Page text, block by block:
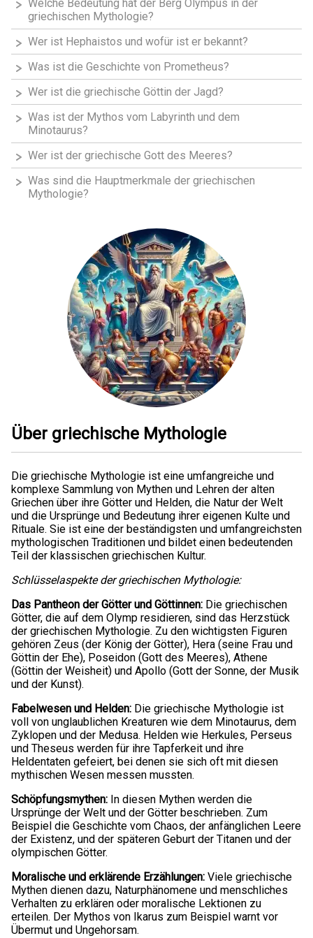
Welche Bedeutung hat der Berg Olympus in der
griechischen Mythologie?
Wer ist Hephaistos und wofür ist er bekannt?
Was ist die Geschichte von Prometheus?
Wer ist die griechische Göttin der Jagd?
Was ist der Mythos vom Labyrinth und dem
Minotaurus?
Wer ist der griechische Gott des Meeres?
Was sind die Hauptmerkmale der griechischen
Mythologie?
Über griechische Mythologie
Die griechische Mythologie ist eine umfangreiche und
komplexe Sammlung von Mythen und Lehren der alten
Griechen über ihre Götter und Helden, die Natur der Welt
und die Ursprünge und Bedeutung ihrer eigenen Kulte und
Rituale. Sie ist eine der beständigsten und umfangreichsten
mythologischen Traditionen und bildet einen bedeutenden
Teil der klassischen griechischen Kultur.
Schlüsselaspekte der griechischen Mythologie:
Das Pantheon der Götter und Göttinnen: Die griechischen
Götter, die auf dem Olymp residieren, sind das Herzstück
der griechischen Mythologie. Zu den wichtigsten Figuren
gehören Zeus (der König der Götter), Hera (seine Frau und
Göttin der Ehe), Poseidon (Gott des Meeres), Athene
(Göttin der Weisheit) und Apollo (Gott der Sonne, der Musik
und der Kunst).
Fabelwesen und Helden: Die griechische Mythologie ist
voll von unglaublichen Kreaturen wie dem Minotaurus, dem
Zyklopen und der Medusa. Helden wie Herkules, Perseus
und Theseus werden für ihre Tapferkeit und ihre
Heldentaten gefeiert, bei denen sie sich oft mit diesen
mythischen Wesen messen mussten.
Schöpfungsmythen: In diesen Mythen werden die
Ursprünge der Welt und der Götter beschrieben. Zum
Beispiel die Geschichte vom Chaos, der anfänglichen Leere
der Existenz, und der späteren Geburt der Titanen und der
olympischen Götter.
Moralische und erklärende Erzählungen: Viele griechische
Mythen dienen dazu, Naturphänomene und menschliches
Verhalten zu erklären oder moralische Lektionen zu
erteilen. Der Mythos von Ikarus zum Beispiel warnt vor
Übermut und Ungehorsam.